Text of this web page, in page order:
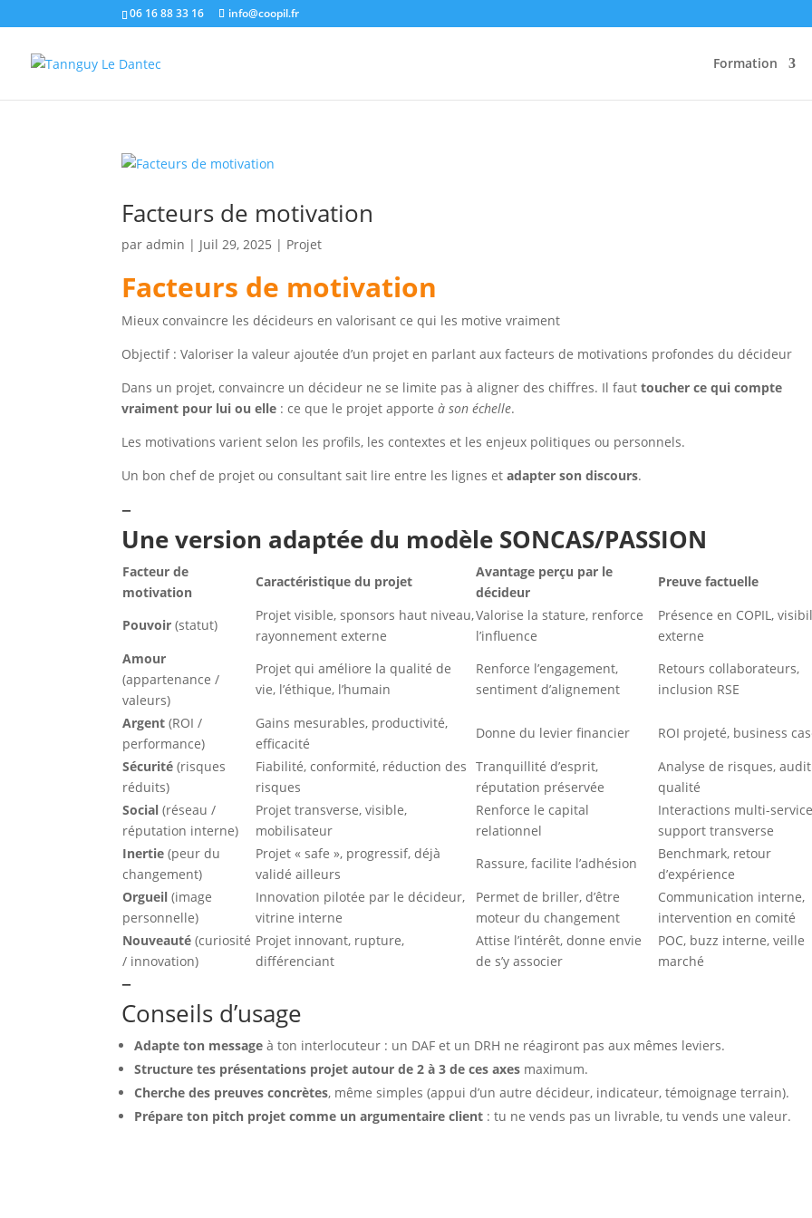
06 16 88 33 16 info@coopil.fr
Formation
Facteurs de motivation
paradmin | Juil 29, 2025 | Projet
Facteurs de motivation
Mieux convaincre les décideurs en valorisant ce qui les motive vraiment
Objectif : Valoriser la valeur ajoutée d’un projet en parlant aux facteurs de motivations profondes du décideur
Dans un projet, convaincre un décideur ne se limite pas à aligner des chiffres. Il fauttoucher ce qui compte
vraiment pour lui ou elle : ce que le projet apporteà son échelle.
Les motivations varient selon les profils, les contextes et les enjeux politiques ou personnels.
Un bon chef de projet ou consultant sait lire entre les lignes etadapter son discours.
–
Une version adaptée du modèle SONCAS/PASSION
Facteur de
motivation
Caractéristique du projet
Avantage perçu par le
décideur
Preuve factuelle
Pouvoir (statut)
Projet visible, sponsors haut niveau,
rayonnement externe
Valorise la stature, renforce
l’influence
Présence en COPIL,
externe
Amour
(appartenance /
valeurs)
Projet qui améliore la qualité de
vie, l’éthique, l’humain
Renforce l’engagement,
sentiment d’alignement
Retours collaborateurs,
inclusion RSE
Argent (ROI /
performance)
Gains mesurables, productivité,
efficacité
Donne du levier financier
ROI projeté, business
Sécurité (risques
réduits)
Fiabilité, conformité, réduction des
risques
Tranquillité d’esprit,
réputation préservée
Analyse de risques, audit
qualité
Social (réseau /
réputation interne)
Projet transverse, visible,
mobilisateur
Renforce le capital
relationnel
Interactions multi-
support transverse
Inertie (peur du
changement)
Projet « safe », progressif, déjà
validé ailleurs
Rassure, facilite l’adhésion
Benchmark, retour
d’expérience
Orgueil (image
personnelle)
Innovation pilotée par le décideur,
vitrine interne
Permet de briller, d’être
moteur du changement
Communication interne,
intervention en comité
Nouveauté (curiosité
/ innovation)
Projet innovant, rupture,
différenciant
Attise l’intérêt, donne envie
de s’y associer
POC, buzz interne, veille
marché
–
Conseils d’usage
Adapte ton message à ton interlocuteur : un DAF et un DRH ne réagiront pas aux mêmes leviers.
Structure tes présentations projet autour de 2 à 3 de ces axes maximum.
Cherche des preuves concrètes, même simples (appui d’un autre décideur, indicateur, témoignage terrain).
Prépare ton pitch projet comme un argumentaire client : tu ne vends pas un livrable, tu vends une valeur.